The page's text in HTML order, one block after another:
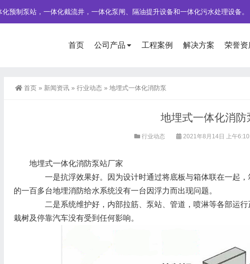
预制泵站，一体化截流井，一体化泵闸、隔油提升设备和一体化污水处理设备。
首页 公司产品 工程案例 解决方案 荣誉资
首页 » 新闻资讯 » 行业动态 » 地埋式一体化消防泵
地埋式一体化消防
行业动态 2021年8月14日 上午
地埋式一体化消防泵站厂家
一是抗浮效果好。因为设计时通过将底板与箱体联在一起，
的一百多台地埋消防给水系统没有一台因浮力而出现问题。
二是系统维护好，内部拉筋、泵站、管道，喷淋等各部运行
栽树及停靠汽车没有受到任何影响。